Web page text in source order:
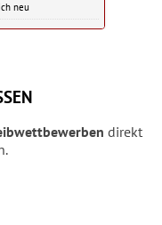
neu
direkt